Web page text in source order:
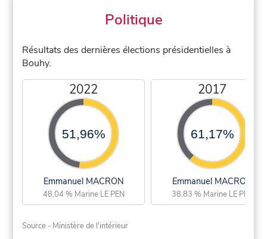
Politique
Résultats des dernières élections présidentielles à
Bouhy.
2022
51,96%
Emmanuel MACRON
48,04 % Marine LE PEN
2017
61,17%
Emmanuel MACRON
38,83 % Marine LE PEN
Source - Ministère de l'intérieur